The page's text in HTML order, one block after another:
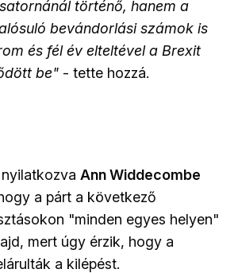
történő, hanem a
bevándorlási számok is
és fél év elteltével a Brexit
be" - tette hozzá.
nyilatkozva Ann Widdecombe
a párt a következő
"minden egyes helyen"
mert úgy érzik, hogy a
a kilépést.